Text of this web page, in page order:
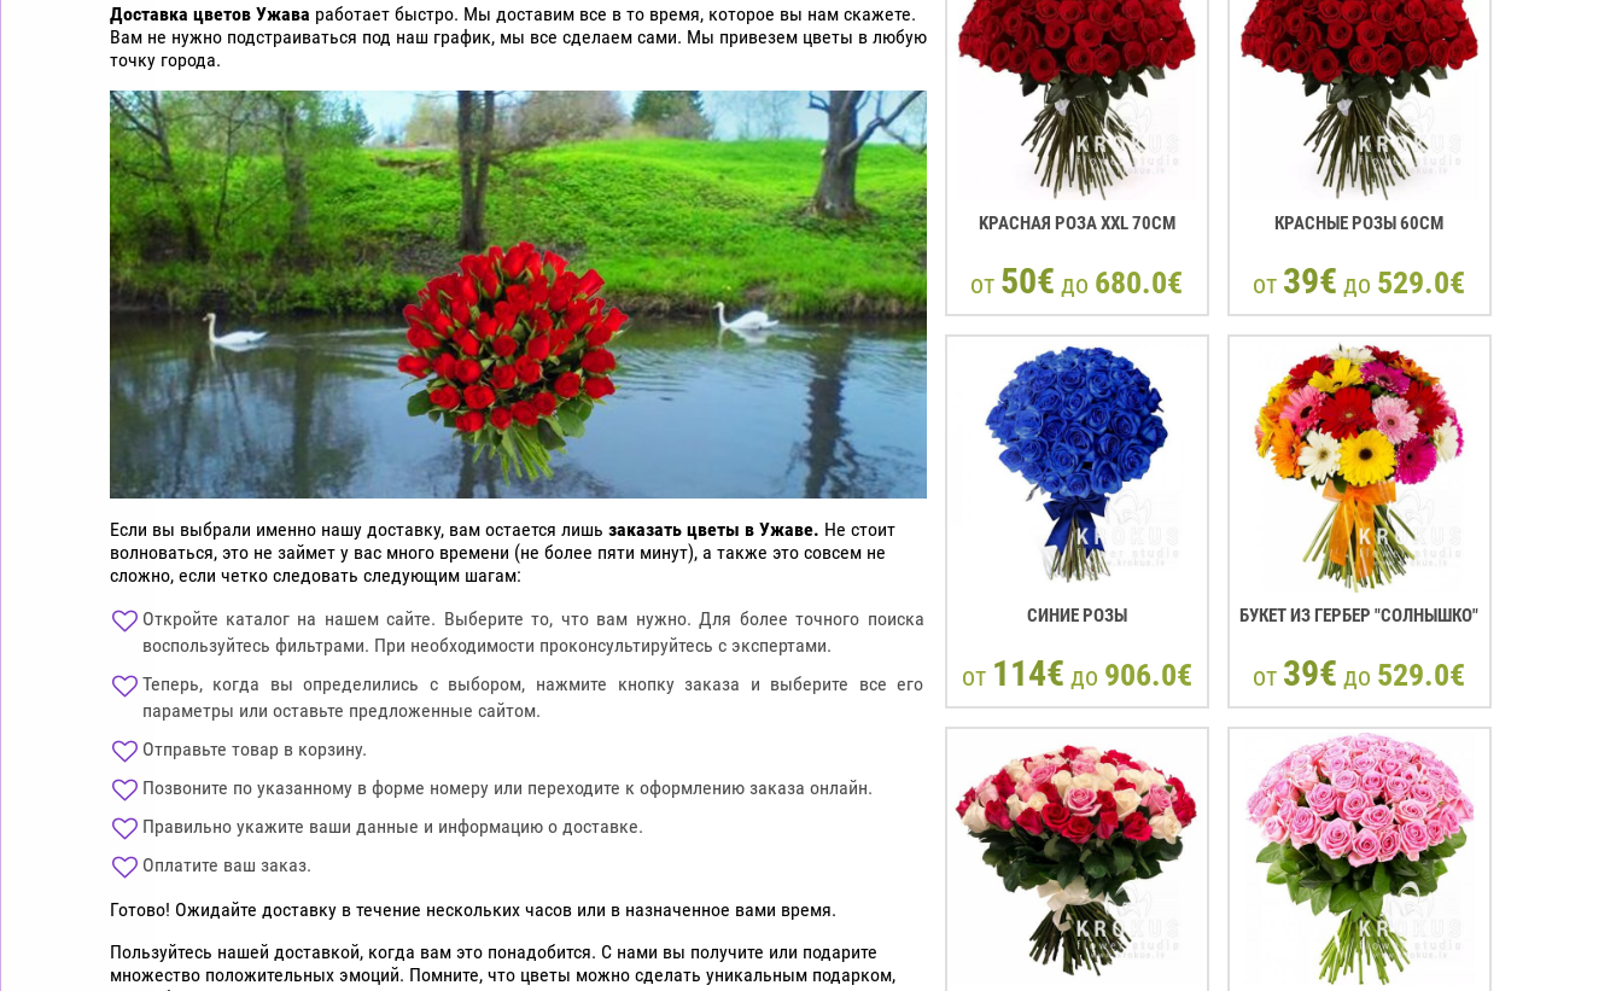
Доставка цветов Ужава работает быстро. Мы доставим все в то время, которое вы нам скажете.
Вам не нужно подстраиваться под наш график, мы все сделаем сами. Мы привезем цветы в любую
точку города.
Если вы выбрали именно нашу доставку, вам остается лишь заказать цветы в Ужаве. Не стоит
волноваться, это не займет у вас много времени (не более пяти минут), а также это совсем не
сложно, если четко следовать следующим шагам:
Откройте каталог на нашем сайте. Выберите то, что вам нужно. Для более точного поиска
воспользуйтесь фильтрами. При необходимости проконсультируйтесь с экспертами.
Теперь, когда вы определились с выбором, нажмите кнопку заказа и выберите все его
параметры или оставьте предложенные сайтом.
Отправьте товар в корзину.
Позвоните по указанному в форме номеру или переходите к оформлению заказа онлайн.
Правильно укажите ваши данные и информацию о доставке.
Оплатите ваш заказ.
Готово! Ожидайте доставку в течение нескольких часов или в назначенное вами время.
Пользуйтесь нашей доставкой, когда вам это понадобится. С нами вы получите или подарите
множество положительных эмоций. Помните, что цветы можно сделать уникальным подарком,
KРАСНАЯ РОЗА XXL 70СМ
от 50€ до 680.0€
КРАСНЫЕ РОЗЫ 60CM
от 39€ до 529.0€
СИНИЕ РОЗЫ
от 114€ до 906.0€
БУКЕТ ИЗ ГЕРБЕР "СОЛНЫШКО"
от 39€ до 529.0€